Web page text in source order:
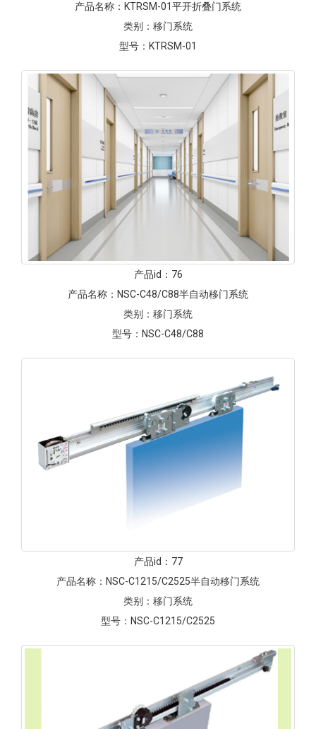
产品名称： KTRSM-01平开折叠门系统
类别： 移门系统
型号： KTRSM-01
产品id： 76
产品名称： NSC-C48/C88半自动移门系统
类别： 移门系统
型号： NSC-C48/C88
产品id： 77
产品名称： NSC-C1215/C2525半自动移门系统
类别： 移门系统
型号： NSC-C1215/C2525